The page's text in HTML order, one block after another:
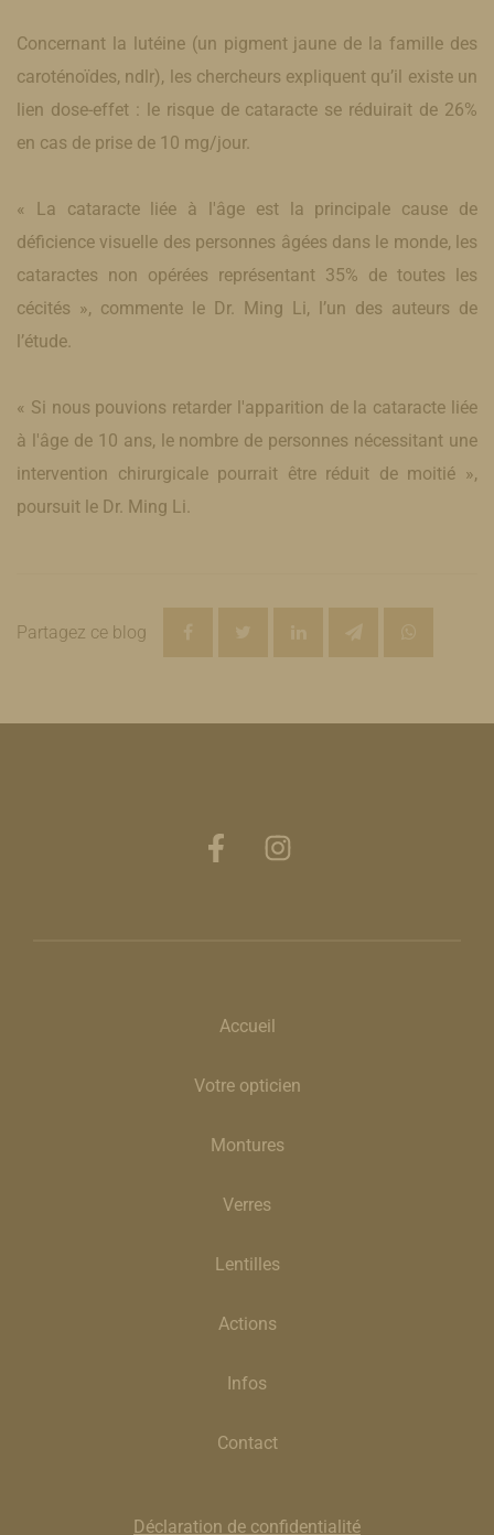
Concernant la lutéine (un pigment jaune de la famille des
caroténoïdes, ndlr), les chercheurs expliquent qu’il existe un
lien dose-effet : le risque de cataracte se réduirait de 26%
en cas de prise de 10 mg/jour.
« La cataracte liée à l'âge est la principale cause de
déficience visuelle des personnes âgées dans le monde, les
cataractes non opérées représentant 35% de toutes les
cécités », commente le Dr. Ming Li, l’un des auteurs de
l’étude.
« Si nous pouvions retarder l'apparition de la cataracte liée
à l'âge de 10 ans, le nombre de personnes nécessitant une
intervention chirurgicale pourrait être réduit de moitié »,
poursuit le Dr. Ming Li.
Partagez ce blog
Accueil
Votre opticien
Montures
Verres
Lentilles
Actions
Infos
Contact
Déclaration de confidentialité